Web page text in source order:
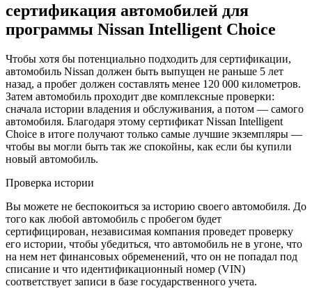
сертификация автомобилей для
программы Nissan Intelligent Choice
Чтобы хотя бы потенциально подходить для сертификации,
автомобиль Nissan должен быть выпущен не раньше 5 лет
назад, а пробег должен составлять менее 120 000 километров.
Затем автомобиль проходит две комплексные проверки:
сначала истории владения и обслуживания, а потом — самого
автомобиля. Благодаря этому сертификат Nissan Intelligent
Choice в итоге получают только самые лучшие экземпляры —
чтобы вы могли быть так же спокойны, как если бы купили
новый автомобиль.
Проверка истории
Вы можете не беспокоиться за историю своего автомобиля. До
того как любой автомобиль с пробегом будет
сертифицирован, независимая компания проведет проверку
его истории, чтобы убедиться, что автомобиль не в угоне, что
на нем нет финансовых обременений, что он не попадал под
списание и что идентификационный номер (VIN)
соответствует записи в базе государственного учета.